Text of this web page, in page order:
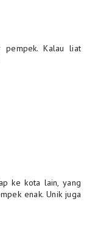
pempek. Kalau liat
ke kota lain, yang
enak. Unik juga